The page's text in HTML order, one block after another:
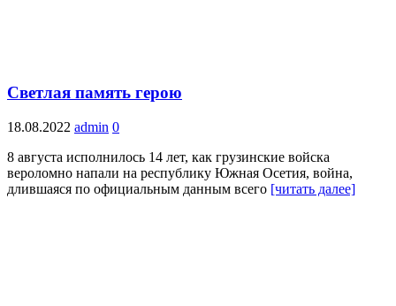
Светлая память герою
18.08.2022 admin 0
8 августа исполнилось 14 лет, как грузинские войска
вероломно напали на республику Южная Осетия, война,
длившаяся по официальным данным всего [читать далее]